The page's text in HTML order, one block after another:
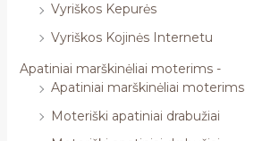
Vyriškos Kepurės
Vyriškos Kojinės Internetu
Apatiniai marškinėliai moterims -
Apatiniai marškinėliai moterims
Moteriški apatiniai drabužiai